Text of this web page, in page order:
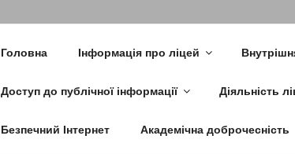
Головна Інформація про ліцей
Доступ до публічної інформації Діяльність
Безпечний Інтернет Академічна доброчесність